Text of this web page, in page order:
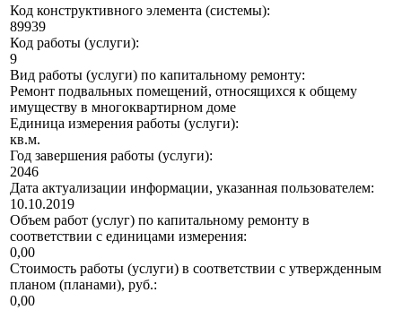
Код конструктивного элемента (системы):
89939
Код работы (услуги):
9
Вид работы (услуги) по капитальному ремонту:
Ремонт подвальных помещений, относящихся к общему
имуществу в многоквартирном доме
Единица измерения работы (услуги):
кв.м.
Год завершения работы (услуги):
2046
Дата актуализации информации, указанная пользователем:
10.10.2019
Объем работ (услуг) по капитальному ремонту в
соответствии с единицами измерения:
0,00
Стоимость работы (услуги) в соответствии с утвержденным
планом (планами), руб.:
0,00